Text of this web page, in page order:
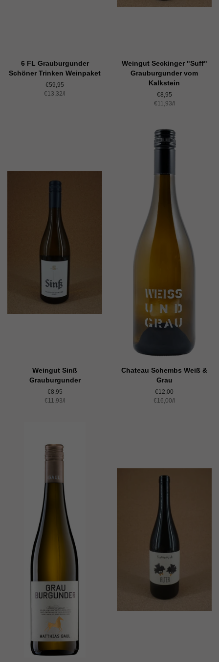
6 FL Grauburgunder
Schöner Trinken Weinpaket
Normaler
Preis
€59,95
Einzelpreis
€13,32/
Weingut Seckinger "Suff"
Grauburgunder vom
Kalkstein
Normaler
Preis
€8,95
Einzelpreis
€11,93/pro
l
Weingut Sinß
Grauburgunder
Normaler
Preis
€8,95
Einzelpreis
€11,93/pro
l
Chateau Schembs Weiß &
Grau
Normaler
Preis
€12,00
Einzelpreis
€16,00/